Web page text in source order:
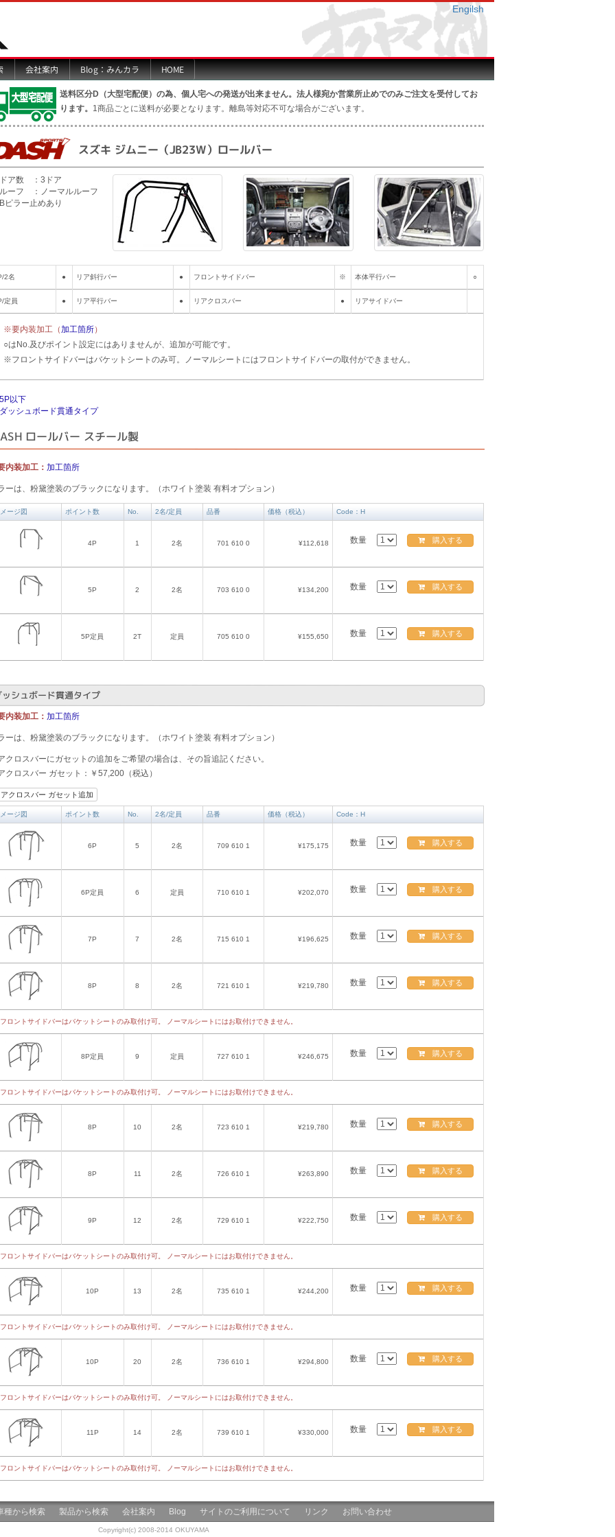
Engilsh
会社案内 Blog：みんカラ HOME
送料区分D（大型宅配便）の為、個人宅への発送が出来ません。法人様宛か営業所止めでのみご注文を受付してお
ります。 1商品ごとに送料が必要となります。離島等対応不可な場合がございます。
スズキ ジムニー（JB23W）ロールバー
ア数 ：3ドア
ーフ ：ノーマルルーフ
ピラー止めあり
2名 ● リア斜行バー ● フロントサイドバー ※ 本体平行バー ○
定員 ● リア平行バー ● リアクロスバー ● リアサイドバー
※要内装加工（加工箇所）
○はNo.及びポイント設定にはありませんが、追加が可能です。
※フロントサイドバーはバケットシートのみ可。ノーマルシートにはフロントサイドバーの取付ができません。
以下
ッシュボード貫通タイプ
ロールバー スチール製
内装加工： 加工箇所
ーは、粉黛塗装のブラックになります。（ホワイト塗装 有料オプション）
ージ図 ポイント数 No. 2名/定員 品番 価格（税込） Code：H
4P 1 2名 701 610 0 ¥112,618 数量 購入する
5P 2 2名 703 610 0 ¥134,200 数量 購入する
5P定員 2T 定員 705 610 0 ¥155,650 数量 購入する
シュボード貫通タイプ
内装加工： 加工箇所
ーは、粉黛塗装のブラックになります。（ホワイト塗装 有料オプション）
クロスバーにガセットの追加をご希望の場合は、その旨追記ください。
クロスバー ガセット：￥57,200（税込）
クロスバー ガセット追加
ージ図 ポイント数 No. 2名/定員 品番 価格（税込） Code：H
6P 5 2名 709 610 1 ¥175,175 数量 購入する
6P定員 6 定員 710 610 1 ¥202,070 数量 購入する
7P 7 2名 715 610 1 ¥196,625 数量 購入する
8P 8 2名 721 610 1 ¥219,780 数量 購入する
ロントサイドバーはバケットシートのみ取付け可。 ノーマルシートにはお取付けできません。
8P定員 9 定員 727 610 1 ¥246,675 数量 購入する
ロントサイドバーはバケットシートのみ取付け可。 ノーマルシートにはお取付けできません。
8P 10 2名 723 610 1 ¥219,780 数量 購入する
8P 11 2名 726 610 1 ¥263,890 数量 購入する
9P 12 2名 729 610 1 ¥222,750 数量 購入する
ロントサイドバーはバケットシートのみ取付け可。 ノーマルシートにはお取付けできません。
10P 13 2名 735 610 1 ¥244,200 数量 購入する
ロントサイドバーはバケットシートのみ取付け可。 ノーマルシートにはお取付けできません。
10P 20 2名 736 610 1 ¥294,800 数量 購入する
ロントサイドバーはバケットシートのみ取付け可。 ノーマルシートにはお取付けできません。
11P 14 2名 739 610 1 ¥330,000 数量 購入する
ロントサイドバーはバケットシートのみ取付け可。 ノーマルシートにはお取付けできません。
種から検索 製品から検索 会社案内 Blog サイトのご利用について リンク お問い合わせ
Copyright(c) 2008-2014 OKUYAMA